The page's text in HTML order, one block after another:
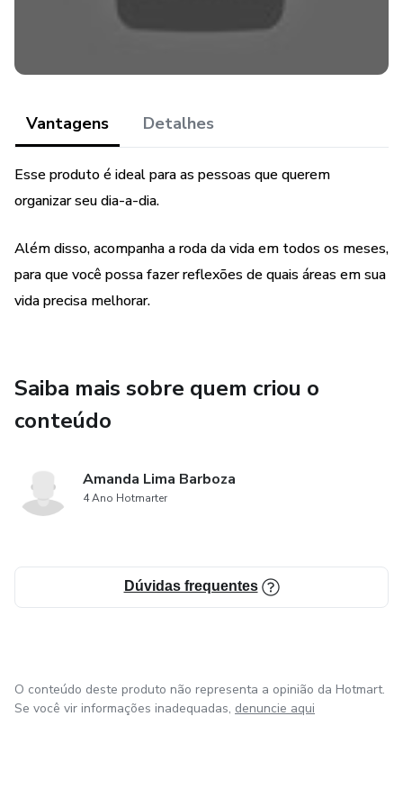
Vantagens Detalhes
Esse produto é ideal para as pessoas que querem
organizar seu dia-a-dia.
Além disso, acompanha a roda da vida em todos os meses,
para que você possa fazer reflexões de quais áreas em sua
vida precisa melhorar.
Saiba mais sobre quem criou o
conteúdo
Amanda Lima Barboza
4 Ano Hotmarter
Dúvidas frequentes
O conteúdo deste produto não representa a opinião da Hotmart.
Se você vir informações inadequadas, denuncie aqui